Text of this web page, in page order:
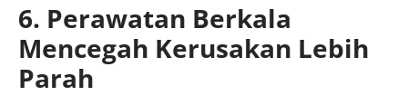
6. Perawatan Berkala
Mencegah Kerusakan Lebih
Parah